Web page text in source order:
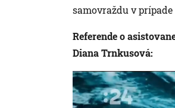
samovraždu v
Referende o
Diana Trnkusová: